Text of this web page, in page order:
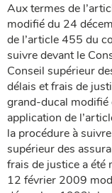
Aux termes de
modifié du 24
de l’article 455 du
suivre devant le
Conseil supérieur
délais et frais de
grand-ducal
application de
la procédure à
supérieur des
frais de justice a été
12 février 2009